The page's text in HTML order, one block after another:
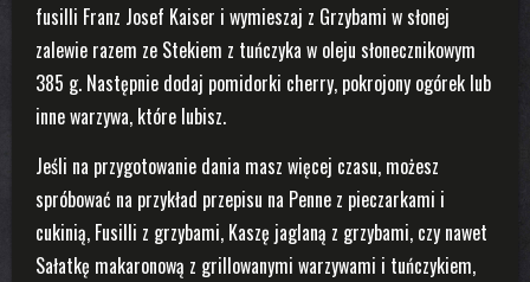
fusilli Franz Josef Kaiser i wymieszaj z Grzybami w słonej
zalewie razem ze Stekiem z tuńczyka w oleju słonecznikowym
385 g. Następnie dodaj pomidorki cherry, pokrojony ogórek lub
inne warzywa, które lubisz.
Jeśli na przygotowanie dania masz więcej czasu, możesz
spróbować na przykład przepisu na Penne z pieczarkami i
cukinią, Fusilli z grzybami, Kaszę jaglaną z grzybami, czy nawet
Sałatkę makaronową z grillowanymi warzywami i tuńczykiem,